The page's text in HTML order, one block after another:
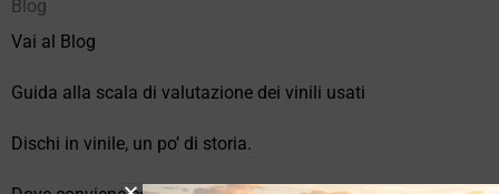
Blog
Vai al Blog
Guida alla scala di valutazione dei vinili usati
Dischi in vinile, un po’ di storia.